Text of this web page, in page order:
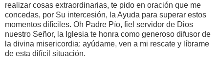
realizar cosas extraordinarias, te pido en oración que me
concedas, por Su intercesión, la Ayuda para superar estos
momentos difíciles. Oh Padre Pío, fiel servidor de Dios
nuestro Señor, la Iglesia te honra como generoso difusor de
la divina misericordia: ayúdame, ven a mi rescate y líbrame
de esta difícil situación.